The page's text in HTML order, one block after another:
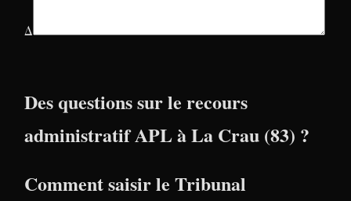
Δ
Des questions sur le recours
administratif APL à La Crau (83) ?
Comment saisir le Tribunal